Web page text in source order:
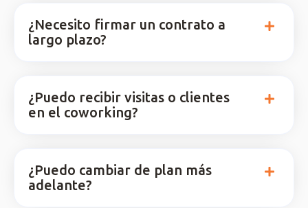
¿Necesito firmar un contrato a
largo plazo?
¿Puedo recibir visitas o clientes
en el coworking?
¿Puedo cambiar de plan más
adelante?